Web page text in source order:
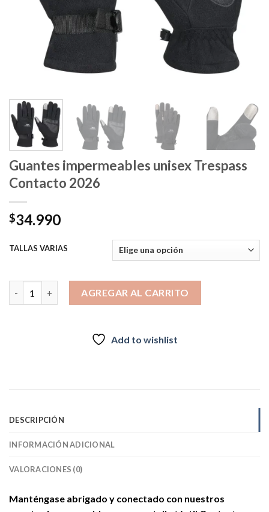
Guantes impermeables unisex Trespass
Contacto 2026
$34.990
TALLAS VARIAS
AGREGAR AL CARRITO
Add to wishlist
DESCRIPCIÓN
INFORMACIÓN ADICIONAL
VALORACIONES (0)
Manténgase abrigado y conectado con nuestros